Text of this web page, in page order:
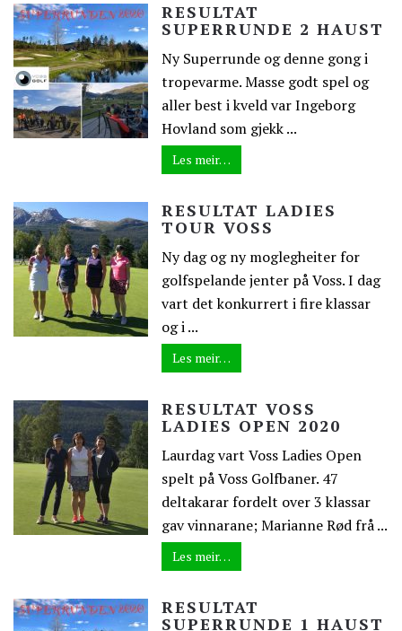
RESULTAT
SUPERRUNDE 2 HAUST
Ny Superrunde og denne gong i
tropevarme. Masse godt spel og
aller best i kveld var Ingeborg
Hovland som gjekk ...
Les meir…
RESULTAT LADIES
TOUR VOSS
Ny dag og ny moglegheiter for
golfspelande jenter på Voss. I dag
vart det konkurrert i fire klassar
og i ...
Les meir…
RESULTAT VOSS
LADIES OPEN 2020
Laurdag vart Voss Ladies Open
spelt på Voss Golfbaner. 47
deltakarar fordelt over 3 klassar
gav vinnarane; Marianne Rød frå ...
Les meir…
RESULTAT
SUPERRUNDE 1 HAUST